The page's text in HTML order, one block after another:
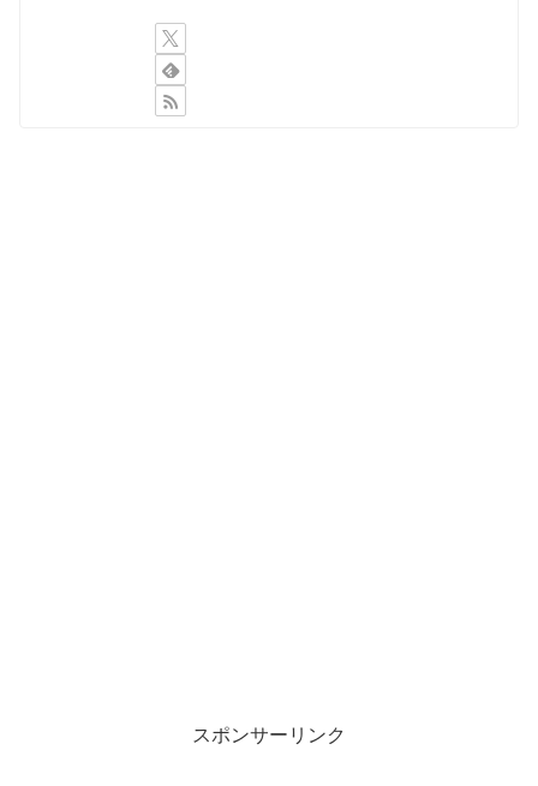
スポンサーリンク